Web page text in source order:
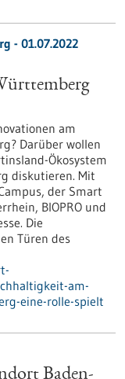
- 01.07.2022
am
Darüber wollen
Ökosystem
diskutieren. Mit
der Smart
BIOPRO und
Die
Türen des
am-
eine-rolle-spielt
Baden-